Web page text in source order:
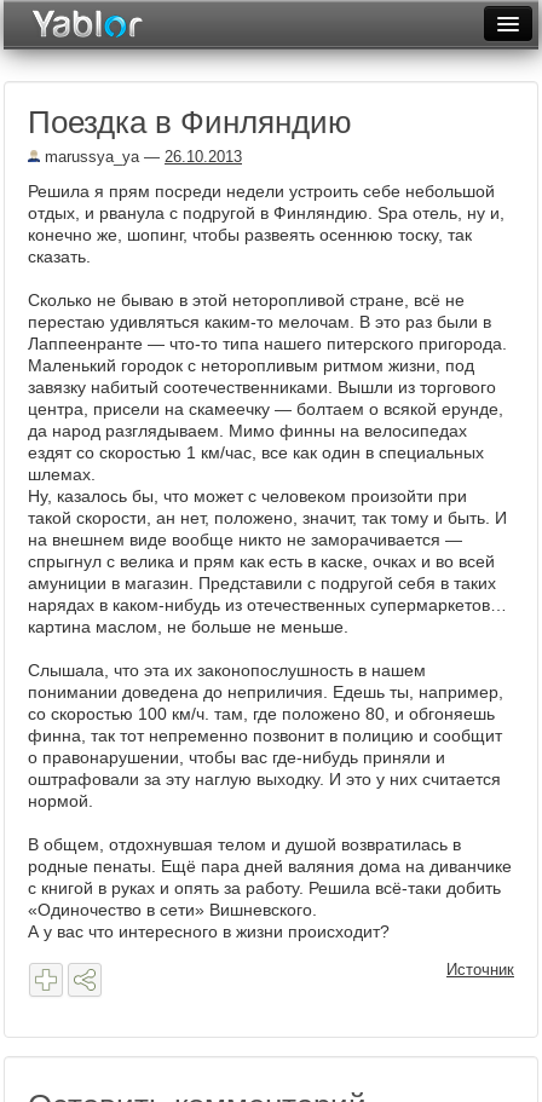
Неделя
Рейтинги
Фототоп
Видеотоп
Поездка в Финляндию
marussya_ya— 26.10.2013
Решила я прям посреди недели устроить себе небольшой
отдых, и рванула с подругой в Финляндию. Spa отель, ну и,
конечно же, шопинг, чтобы развеять осеннюю тоску, так
сказать.
Сколько не бываю в этой неторопливой стране, всё не
перестаю удивляться каким-то мелочам. В это раз были в
Лаппеенранте ― что-то типа нашего питерского пригорода.
Маленький городок с неторопливым ритмом жизни, под
завязку набитый соотечественниками. Вышли из торгового
центра, присели на скамеечку ― болтаем о всякой ерунде,
да народ разглядываем. Мимо финны на велосипедах
ездят со скоростью 1 км/час, все как один в специальных
шлемах.
Ну, казалось бы, что может с человеком произойти при
такой скорости, ан нет, положено, значит, так тому и быть. И
на внешнем виде вообще никто не заморачивается ―
спрыгнул с велика и прям как есть в каске, очках и во всей
амуниции в магазин. Представили с подругой себя в таких
нарядах в каком-нибудь из отечественных супермаркетов…
картина маслом, не больше не меньше.
Слышала, что эта их законопослушность в нашем
понимании доведена до неприличия. Едешь ты, например,
со скоростью 100 км/ч. там, где положено 80, и обгоняешь
финна, так тот непременно позвонит в полицию и сообщит
о правонарушении, чтобы вас где-нибудь приняли и
оштрафовали за эту наглую выходку. И это у них считается
нормой.
В общем, отдохнувшая телом и душой возвратилась в
родные пенаты. Ещё пара дней валяния дома на диванчике
с книгой в руках и опять за работу. Решила всё-таки добить
«Одиночество в сети» Вишневского.
А у вас что интересного в жизни происходит?
Источник